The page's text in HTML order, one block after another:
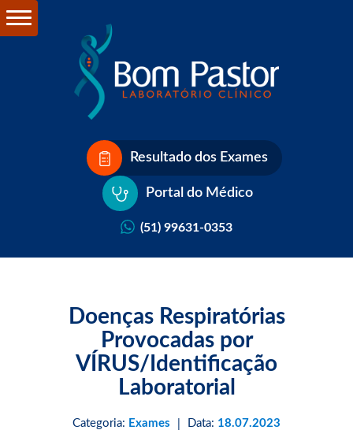
Resultado dos Exames
Portal do Médico
(51) 99631-0353
Doenças Respiratórias
Provocadas por
VÍRUS/Identificação
Laboratorial
Categoria: Exames Data: 18.07.2023